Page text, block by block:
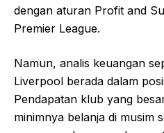
dengan aturan Profit and
Premier League.
Namun, analis keuangan
Liverpool berada dalam
Pendapatan klub yang
minimnya belanja di musim